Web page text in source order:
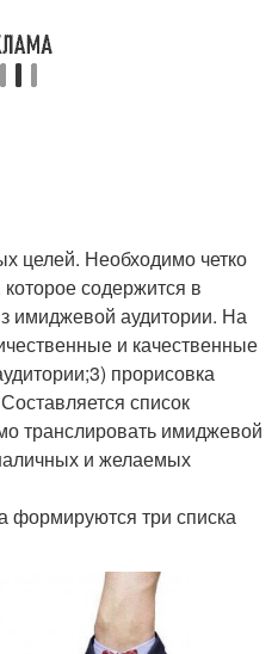
целей. Необходимо четко
содержится в
имиджевой аудитории. На
и качественные
прорисовка
список
транслировать имиджевой
и желаемых
формируются три списка